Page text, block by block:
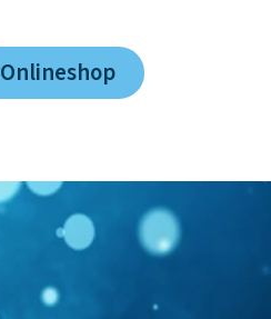
Onlineshop